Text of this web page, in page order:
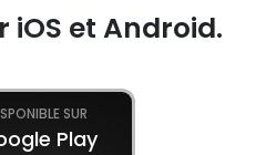
iOS et Android.
SUR
Play